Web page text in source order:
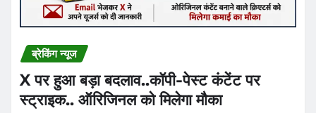
ब्रेकिंग न्यूज
X पर हुआ बड़ा बदलाव..कॉपी-पेस्ट कंटेंट पर
स्ट्राइक.. ऑरिजिनल को मिलेगा मौका